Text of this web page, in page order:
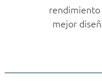
rendimiento
mejor